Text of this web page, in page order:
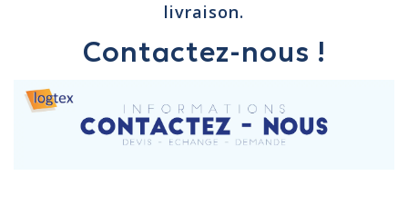
livraison.
Contactez-nous !